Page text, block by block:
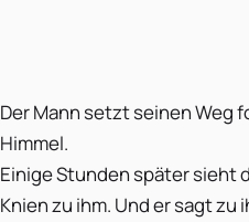
Der Mann setzt seinen Weg
Himmel.
Einige Stunden später sieht
Knien zu ihm. Und er sagt zu